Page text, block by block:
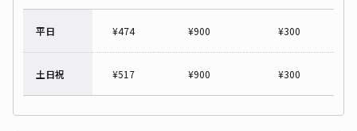
平日 ¥474 ¥900 ¥300
土日祝 ¥517 ¥900 ¥300